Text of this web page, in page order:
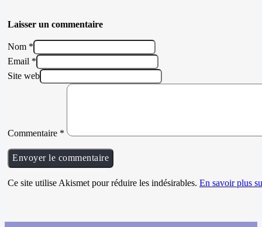
Laisser un commentaire
Nom *
Email *
Site web
Commentaire *
Ce site utilise Akismet pour réduire les indésirables. En savoir plus